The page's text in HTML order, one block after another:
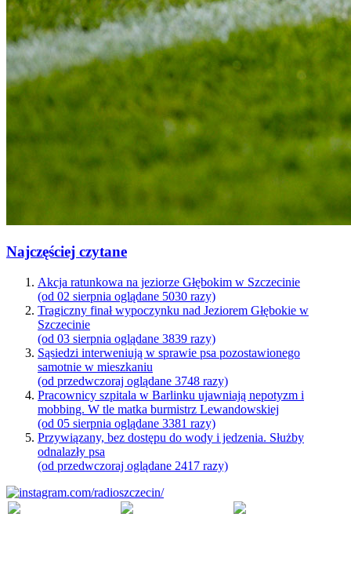
Najczęściej czytane
Akcja ratunkowa na jeziorze Głębokim w Szczecinie
(od 02 sierpnia oglądane 5030 razy)
Tragiczny finał wypoczynku nad Jeziorem Głębokie w
Szczecinie
(od 03 sierpnia oglądane 3839 razy)
Sąsiedzi interweniują w sprawie psa pozostawionego
samotnie w mieszkaniu
(od przedwczoraj oglądane 3748 razy)
Pracownicy szpitala w Barlinku ujawniają nepotyzm i
mobbing. W tle matka burmistrz Lewandowskiej
(od 05 sierpnia oglądane 3381 razy)
Przywiązany, bez dostępu do wody i jedzenia. Służby
odnalazły psa
(od przedwczoraj oglądane 2417 razy)